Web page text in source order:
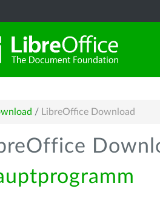
/ LibreOffice Download